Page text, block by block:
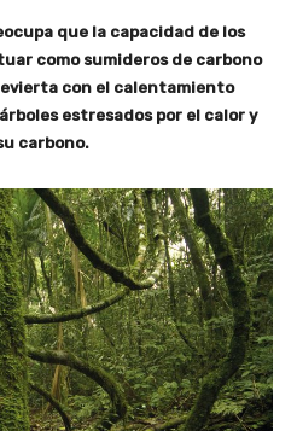
que la capacidad de los
como sumideros de carbono
con el calentamiento
estresados ​​por el calor y
carbono.